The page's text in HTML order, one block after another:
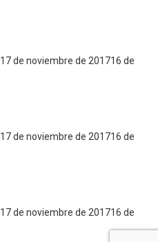
17 de noviembre de 201716 de
17 de noviembre de 201716 de
17 de noviembre de 201716 de